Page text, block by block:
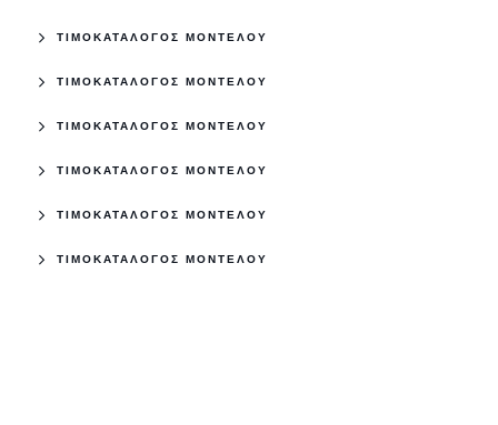
ΤΙΜΟΚΑΤΑΛΟΓΟΣ ΜΟΝΤΕΛΟΥ
ΤΙΜΟΚΑΤΑΛΟΓΟΣ ΜΟΝΤΕΛΟΥ
ΤΙΜΟΚΑΤΑΛΟΓΟΣ ΜΟΝΤΕΛΟΥ
ΤΙΜΟΚΑΤΑΛΟΓΟΣ ΜΟΝΤΕΛΟΥ
ΤΙΜΟΚΑΤΑΛΟΓΟΣ ΜΟΝΤΕΛΟΥ
ΤΙΜΟΚΑΤΑΛΟΓΟΣ ΜΟΝΤΕΛΟΥ